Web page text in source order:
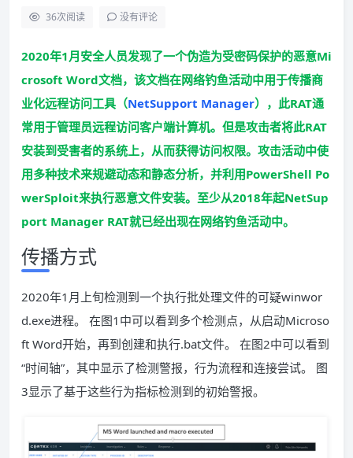
36次阅读 没有评论
2020年1月安全人员发现了一个伪造为受密码保护的恶意Mi
crosoft Word文档，该文档在网络钓鱼活动中用于传播商
业化远程访问工具（NetSupport Manager），此RAT通
常用于管理员远程访问客户端计算机。但是攻击者将此RAT
安装到受害者的系统上，从而获得访问权限。攻击活动中使
用多种技术来规避动态和静态分析，并利用PowerShell Po
werSploit来执行恶意文件安装。至少从2018年起NetSup
port Manager RAT就已经出现在网络钓鱼活动中。
传播方式
2020年1月上旬检测到一个执行批处理文件的可疑winwor
d.exe进程。 在图1中可以看到多个检测点，从启动Microso
ft Word开始，再到创建和执行.bat文件。 在图2中可以看到
“时间轴”，其中显示了检测警报，行为流程和连接尝试。 图
3显示了基于这些行为指标检测到的初始警报。